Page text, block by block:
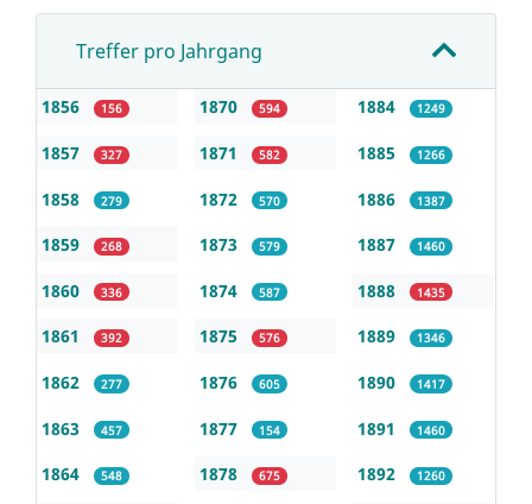
Treffer pro Jahrgang
1856 156
1857 327
1858 279
1859 268
1860 336
1861 392
1862 277
1863 457
1864 548
1870 594
1871 582
1872 570
1873 579
1874 587
1875 576
1876 605
1877 154
1878 675
1884 1249
1885 1266
1886 1387
1887 1460
1888 1435
1889 1346
1890 1417
1891 1460
1892 1260